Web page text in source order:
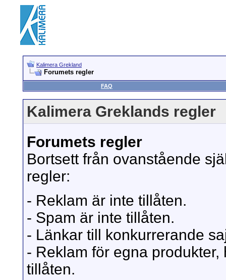
Kalimera Grekland
Forumets regler
FAQ
Kalimera Greklands regler
Forumets regler
Bortsett från ovanstående
regler:
- Reklam är inte tillåten.
- Spam är inte tillåten.
- Länkar till konkurrerande
- Reklam för egna
tillåten.